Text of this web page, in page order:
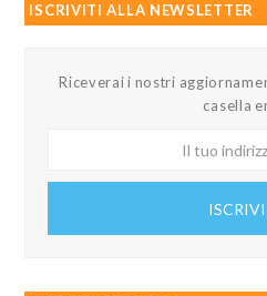
ISCRIVITI ALLA NEWSLETTER
Riceverai i nostri
casella